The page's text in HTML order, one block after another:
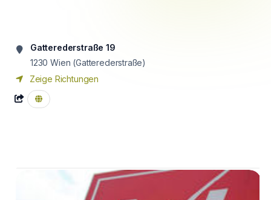
Gatterederstraße 19
1230 Wien (Gatterederstraße)
Zeige Richtungen